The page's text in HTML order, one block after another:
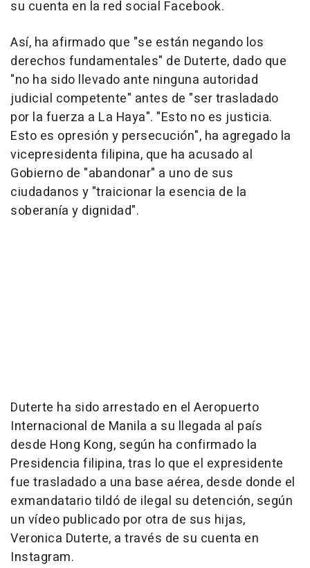
su cuenta en la red social Facebook.
Así, ha afirmado que "se están negando los
derechos fundamentales" de Duterte, dado que
"no ha sido llevado ante ninguna autoridad
judicial competente" antes de "ser trasladado
por la fuerza a La Haya". "Esto no es justicia.
Esto es opresión y persecución", ha agregado la
vicepresidenta filipina, que ha acusado al
Gobierno de "abandonar" a uno de sus
ciudadanos y "traicionar la esencia de la
soberanía y dignidad".
Duterte ha sido arrestado en el Aeropuerto
Internacional de Manila a su llegada al país
desde Hong Kong, según ha confirmado la
Presidencia filipina, tras lo que el expresidente
fue trasladado a una base aérea, desde donde el
exmandatario tildó de ilegal su detención, según
un vídeo publicado por otra de sus hijas,
Veronica Duterte, a través de su cuenta en
Instagram.